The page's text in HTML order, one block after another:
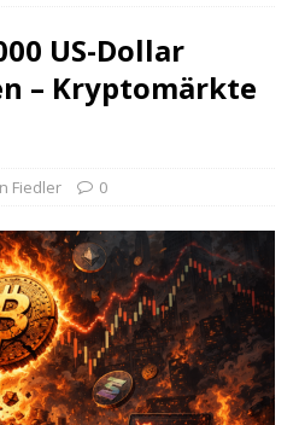
US-Dollar
– Kryptomärkte
Fiedler 0